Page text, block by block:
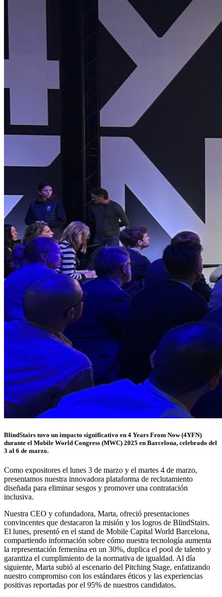
BlindStairs tuvo un impacto significativo en 4 Years From Now (4YFN)
durante el Mobile World Congress (MWC) 2025 en Barcelona, celebrado del
3 al 6 de marzo.
Como expositores el lunes 3 de marzo y el martes 4 de marzo,
presentamos nuestra innovadora plataforma de reclutamiento
diseñada para eliminar sesgos y promover una contratación
inclusiva.
Nuestra CEO y cofundadora, Marta, ofreció presentaciones
convincentes que destacaron la misión y los logros de BlindStairs.
El lunes, presentó en el stand de Mobile Capital World Barcelona,
compartiendo información sobre cómo nuestra tecnología aumenta
la representación femenina en un 30%, duplica el pool de talento y
garantiza el cumplimiento de la normativa de igualdad. Al día
siguiente, Marta subió al escenario del Pitching Stage, enfatizando
nuestro compromiso con los estándares éticos y las experiencias
positivas reportadas por el 95% de nuestros candidatos.